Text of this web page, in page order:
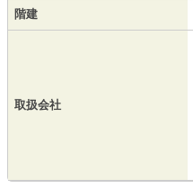
階建
取扱会社